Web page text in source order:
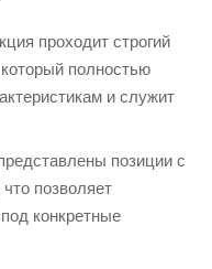
проходит строгий
полностью
и служит
позиции с
позволяет
конкретные